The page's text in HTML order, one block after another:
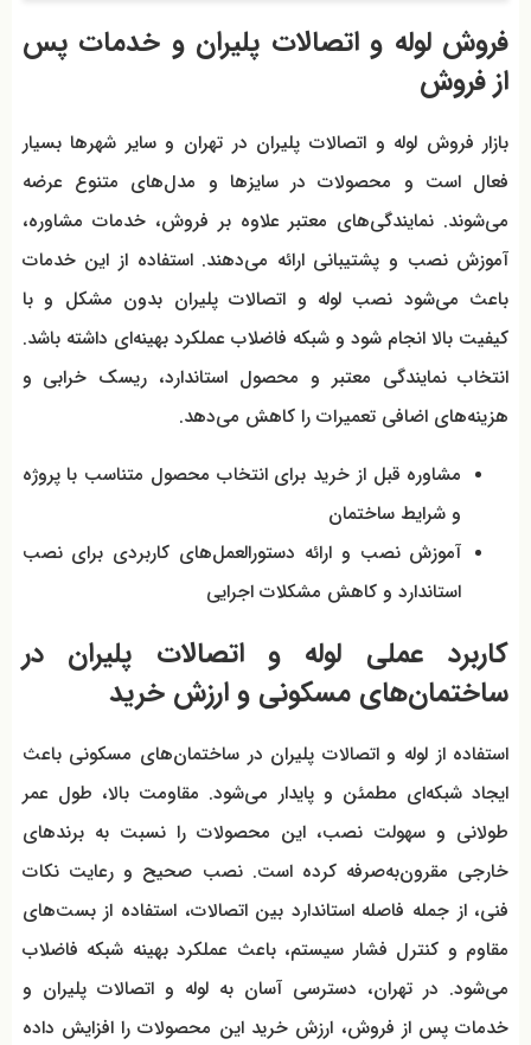
فروش لوله و اتصالات پلیران و خدمات پس
از فروش
بازار فروش لوله و اتصالات پلیران در تهران و سایر شهرها بسیار
فعال است و محصولات در سایزها و مدل‌های متنوع عرضه
می‌شوند. نمایندگی‌های معتبر علاوه بر فروش، خدمات مشاوره،
آموزش نصب و پشتیبانی ارائه می‌دهند. استفاده از این خدمات
باعث می‌شود نصب لوله و اتصالات پلیران بدون مشکل و با
کیفیت بالا انجام شود و شبکه فاضلاب عملکرد بهینه‌ای داشته باشد.
انتخاب نمایندگی معتبر و محصول استاندارد، ریسک خرابی و
هزینه‌های اضافی تعمیرات را کاهش می‌دهد.
مشاوره قبل از خرید برای انتخاب محصول متناسب با پروژه
و شرایط ساختمان
آموزش نصب و ارائه دستورالعمل‌های کاربردی برای نصب
استاندارد و کاهش مشکلات اجرایی
کاربرد عملی لوله و اتصالات پلیران در
ساختمان‌های مسکونی و ارزش خرید
استفاده از لوله و اتصالات پلیران در ساختمان‌های مسکونی باعث
ایجاد شبکه‌ای مطمئن و پایدار می‌شود. مقاومت بالا، طول عمر
طولانی و سهولت نصب، این محصولات را نسبت به برندهای
خارجی مقرون‌به‌صرفه کرده است. نصب صحیح و رعایت نکات
فنی، از جمله فاصله استاندارد بین اتصالات، استفاده از بست‌های
مقاوم و کنترل فشار سیستم، باعث عملکرد بهینه شبکه فاضلاب
می‌شود. در تهران، دسترسی آسان به لوله و اتصالات پلیران و
خدمات پس از فروش، ارزش خرید این محصولات را افزایش داده